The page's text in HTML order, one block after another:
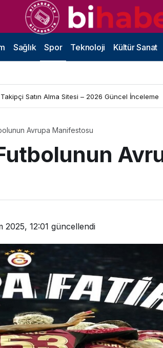
Sağlık Spor Teknoloji Kültür Sanat
Satın Alma Sitesi – 2026 Güncel İnceleme
Avrupa Manifestosu
2025, 12:01 güncellendi